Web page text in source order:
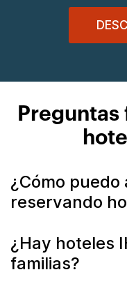
¿Cómo
reservando
¿Hay hoteles
familias?